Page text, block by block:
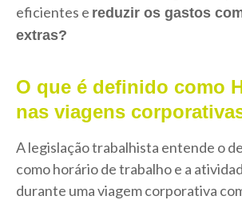
eficientes e reduzir os gastos
extras?
O que é definido como
nas viagens
A legislação trabalhista entende o
como horário de trabalho e a
durante uma viagem corporativa